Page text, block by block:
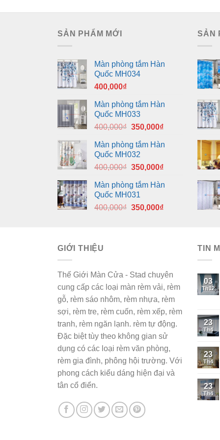
SẢN PHẨM MỚI
Màn phòng tắm Hàn
Quốc MH034
400,000₫
Màn phòng tắm Hàn
Quốc MH033
400,000₫ Giá
là:
400,000₫.
350,000₫Giá
tại
350,000₫.
Màn phòng tắm Hàn
Quốc MH032
400,000₫ Giá
là:
400,000₫.
350,000₫Giá
tại
350,000₫.
Màn phòng tắm Hàn
Quốc MH031
400,000₫ Giá
350,000₫Giá
SẢN
GIỚI THIỆU
Thế Giới Màn Cửa - Stad chuyên
cung cấp các loại màn rèm vải, rèm
gỗ, rèm sáo nhôm, rèm nhựa, rèm
sợi, rèm tre, rèm cuốn, rèm xếp, rèm
tranh, rèm ngăn lạnh. rèm tự động.
Đặc biệt tùy theo không gian sử
dụng có các loại rèm văn phòng,
rèm gia đình, phông hội trường. Với
phong cách kiểu dáng hiện đại và
tân cổ điển.
TIN
03
Th12
23
Th4
23
Th4
23
Th4